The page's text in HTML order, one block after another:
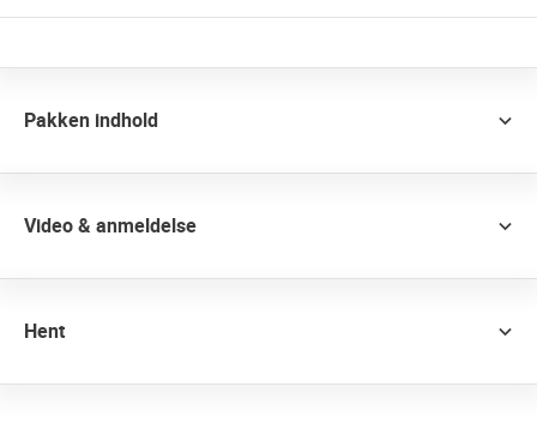
Pakken indhold
Video & anmeldelse
Hent